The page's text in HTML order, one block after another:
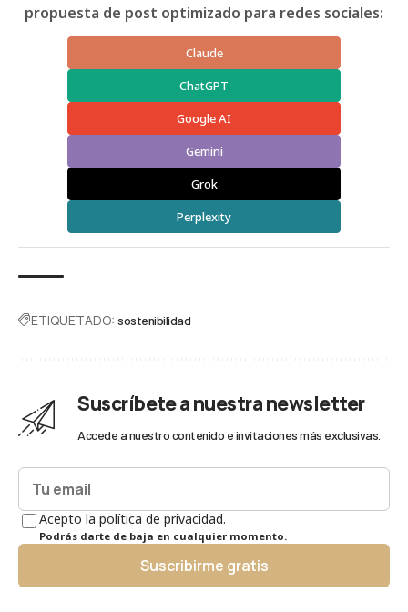
propuesta de post optimizado para redes sociales:
Claude
ChatGPT
Google AI
Gemini
Grok
Perplexity
ETIQUETADO: sostenibilidad
Suscríbete a nuestra newsletter
Accede a nuestro contenido e invitaciones más exclusivas.
Acepto la política de privacidad.
Podrás darte de baja en cualquier momento.
Suscribirme gratis